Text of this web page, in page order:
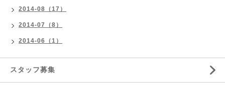
2014-08（17）
2014-07（8）
2014-06（1）
スタッフ募集